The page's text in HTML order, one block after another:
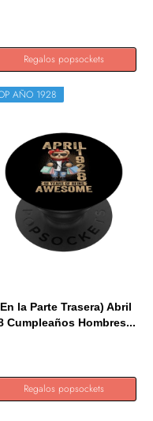
Regalos popsockets
AÑO 1928
la Parte Trasera) Abril
Cumpleaños Hombres...
Regalos popsockets